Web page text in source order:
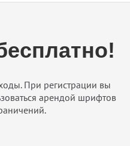
При регистрации вы
арендой шрифтов